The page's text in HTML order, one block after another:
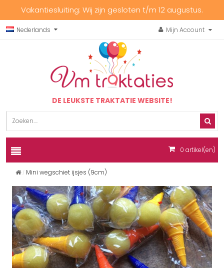
Vakantiesluiting: Wij zijn gesloten t/m 12 augustus.
Nederlands Mijn Account
DE LEUKSTE TRAKTATIE WEBSITE!
0 artikel(en)
Mini wegschiet ijsjes (9cm)